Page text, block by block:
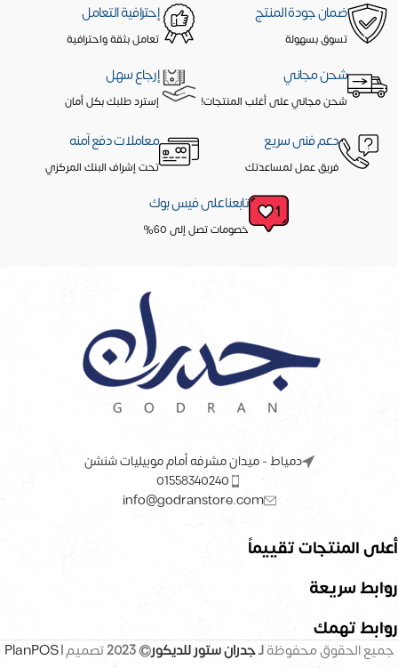
ضمان جودة المنتج
تسوق بسهولة
إحترافية التعامل
تعامل بثقة واحترافية
شحن مجاني
شحن مجاني على أغلب المنتجات!
إرجاع سهل
إسترد طلبك بكل أمان
دعم فنى سريع
فريق عمل لمساعدتك
معاملات دفع آمنه
تحت إشراف البنك المركزي
تابعنا على فيس بوك
خصومات تصل إلى 60%
دمياط - ميدان مشرفه أمام موبيليات شنشن
01558340240
info@godranstore.com
أعلى المنتجات تقييماً
روابط سريعة
روابط تهمك
جميع الحقوق محفوظةلـجدران ستور للديكور© 2023 تصميم |PlanPOS